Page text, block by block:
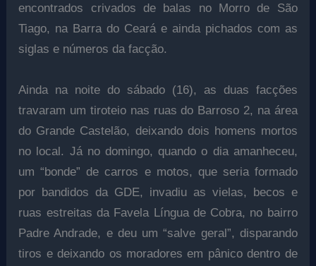
encontrados crivados de balas no Morro de São
Tiago, na Barra do Ceará e ainda pichados com as
siglas e números da facção.
Ainda na noite do sábado (16), as duas facções
travaram um tiroteio nas ruas do Barroso 2, na área
do Grande Castelão, deixando dois homens mortos
no local. Já no domingo, quando o dia amanheceu,
um “bonde” de carros e motos, que seria formado
por bandidos da GDE, invadiu as vielas, becos e
ruas estreitas da Favela Língua de Cobra, no bairro
Padre Andrade, e deu um “salve geral”, disparando
tiros e deixando os moradores em pânico dentro de